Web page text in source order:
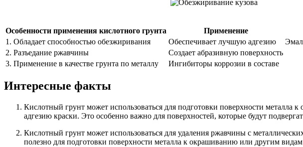
Особенности применения кислотного грунта Применение
1. Обладает способностью обезжиривания
Обеспечивает лучшую адгезию
2. Разъедание ржавчины
Создает абразивную поверхность
3. Применение в качестве грунта по металлу
Ингибиторы коррозии в составе
Интересные факты
Кислотный грунт может использоваться для подготовки поверхности
адгезию краски. Это особенно важно для поверхностей, которые будут
Кислотный грунт может использоваться для удаления ржавчины с
полезно для подготовки поверхности металла к окрашиванию или другим